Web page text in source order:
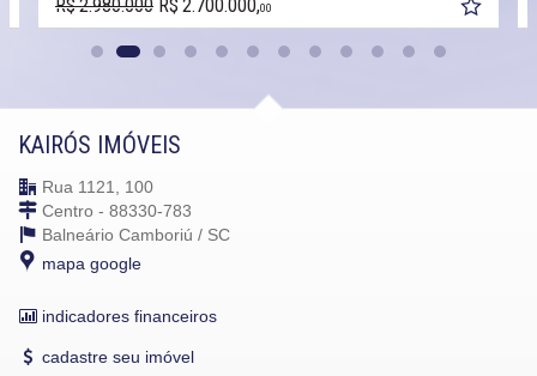
R$ 2.980.000 R$ 2.700.000,00
KAIRÓS IMÓVEIS
Rua 1121, 100
Centro - 88330-783
Balneário Camboriú / SC
mapa google
indicadores financeiros
cadastre seu imóvel